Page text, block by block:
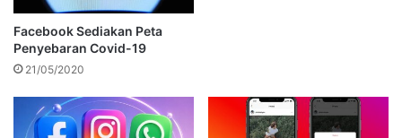
Facebook Sediakan Peta
Penyebaran Covid-19
21/05/2020